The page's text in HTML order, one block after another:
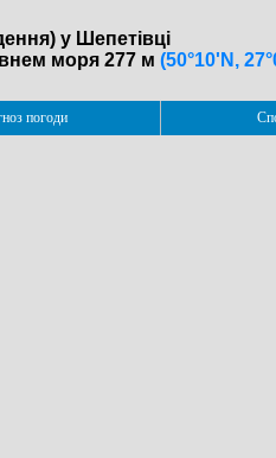
у Шепетівці
моря 277 м (50°10'N,
погоди